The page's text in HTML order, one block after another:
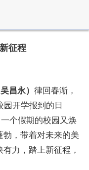
征程
昌永） 律回春渐，
开学报到的日
个假期的校园又焕
，带着对未来的美
力，踏上新征程，